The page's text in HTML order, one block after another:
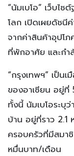
“นัมเบโอ” เว็บไ
โลก เปิดเผยดัช
จากค่าสินค้าอุปโภ
ที่พักอาศัย และกำ
“กรุงเทพฯ” เป็น
ของอาเซียน อยู่ที่
ทั้งนี้ นัมเบโอระบุว่
บ้าน อยู่ที่ราว 2.1
ครอบครัวที่มีสมา
หมื่นบาท/เดือน